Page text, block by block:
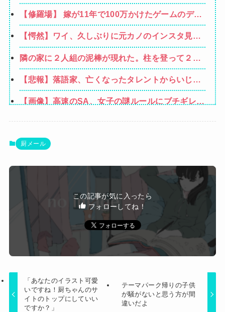
高卒で働けと全く気にかけない→母が難病で倒
れ、私が懸命に介護した。でも兄は知らん顔。そ
こで親も目が覚めて私に全てを相続させるが
【修羅場】 嫁が11年で100万かけたゲームのデー
タを消した８歳の息子。理由は嫁が叱った腹いせ
→滅多に怒らない嫁が子供に対して、震えるほど
怒り心頭になった結果・・・
【愕然】ワイ、久しぶりに元カノのインスタ見た
結果とんでもないことになってた・・・・・・
隣の家に２人組の泥棒が現れた。柱を登って２階
から侵入しようとしている。真昼間から大胆な犯
行だ！ → どうやら親子のようです…
【悲報】落語家、亡くなったタレントからいじめ
られた過去を告白する…
【画像】高速のSA、女子の謎ルールにブチギレ炎
【悲報】女さん、熊本地震がきっかけで離婚を決
【画像】ビリー・アイリッシュ(24)、ライブで超
娘と旦那が喧嘩して、旦那が「だからお前は嫌わ
れるんだよ！」と言い放ってしまって・・・
1/2『天然嫁』ってのはうちの嫁の事を言うんだよ
な。俺母の孫梅攻撃を笑顔で「コトメちゃんの妊
娠の前に出来ませんよー結婚するように言っ
て？」ほらね？(ドヤァ→スレ民の感想は？
Powered by livedoor 相互RSS
厨メール
この記事が気に入ったら
フォローしてね！
「あなたのイラスト可愛
いですね！厨ちゃんのサ
イトのトップにしていい
ですか？」
テーマパーク帰りの子供
が騒がないと思う方が間
違いだよ